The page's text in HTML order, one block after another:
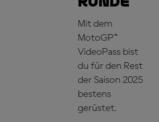
Mit dem
MotoGP™
VideoPass bist
du für den Rest
der Saison 2025
bestens
gerüstet.